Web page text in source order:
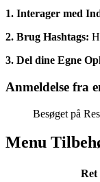
1. Interager med
2. Brug Hashtags:
3. Del dine Egne
Anmeldelse fra
Besøget på
Menu
Ret